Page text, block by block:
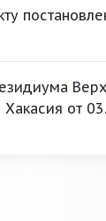
Хакасия от